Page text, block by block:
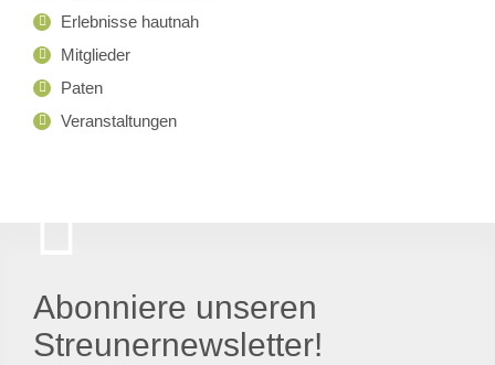
Erlebnisse hautnah
Mitglieder
Paten
Veranstaltungen
Abonniere unseren
Streunernewsletter!